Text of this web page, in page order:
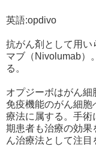
英語:opdivo
抗がん剤として用い
マブ（Nivolumab）
る。
オプジーボはがん細
免疫機能のがん細
療法に属する。手術
期患者も治療の効果
ん治療法として注目